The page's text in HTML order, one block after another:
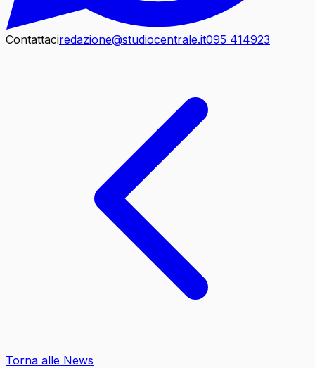
Contattaciredazione@studiocentrale.it095 414923
Torna alle News